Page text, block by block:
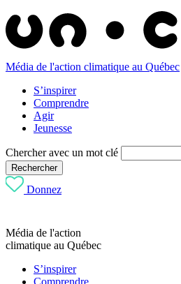
Média de l'action climatique au Québec
S’inspirer
Comprendre
Agir
Jeunesse
Chercher avec un mot clé
Rechercher
Donnez
Média de l'action
climatique au Québec
S’inspirer
Comprendre